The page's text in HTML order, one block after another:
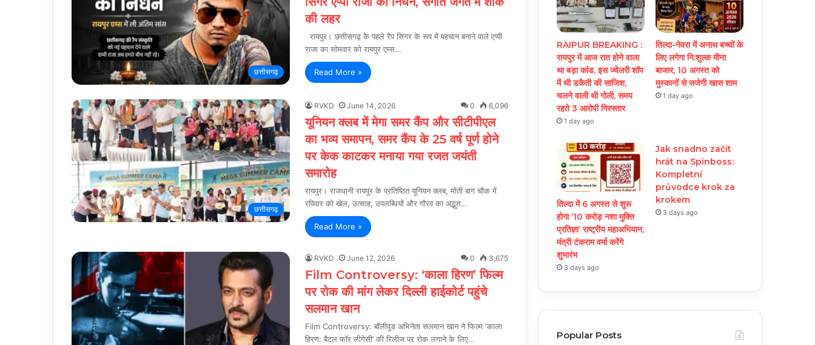
छत्तीसगढ़
की लहर
रायपुर। छत्तीसगढ़ के पहले रैप सिंगर के रूप में पहचान बनाने वाले एप्पी
राजा का सोमवार को रायपुर एम्स…
Read More »
छत्तीसगढ़
RVKD June 14, 2026 0 6,096
यूनियन क्लब में मेगा समर कैंप और सीटीपीएल
का भव्य समापन, समर कैंप के 25 वर्ष पूर्ण होने
पर केक काटकर मनाया गया रजत जयंती
समारोह
रायपुर। राजधानी रायपुर के प्रतिष्ठित यूनियन क्लब, मोती बाग चौक में
रविवार को खेल, उत्साह, उपलब्धियों और गौरव का अद्भुत…
Read More »
RVKD June 12, 2026 0 3,675
Film Controversy: ‘काला हिरण’ फिल्म
पर रोक की मांग लेकर दिल्ली हाईकोर्ट पहुंचे
सलमान खान
Film Controversy: बॉलीवुड अभिनेता सलमान खान ने फिल्म ‘काला
हिरण: बैटल फॉर लीगेसी’ की रिलीज पर रोक लगाने के लिए…
RAIPUR BREAKING :
रायपुर में आज रात होने वाला
था बड़ा कांड, इस ज्वेलरी शॉप
में थी डकैती की साजिश,
चलने वाली थी गोली, समय
रहते 3 आरोपी गिरफ्तार
1 day ago
तिल्दा-नेवरा में अनाथ बच्चों के
लिए लगेगा नि:शुल्क मीना
बाजार, 10 अगस्त को
मुस्कानों से सजेगी खास शाम
1 day ago
तिल्दा में 6 अगस्त से शुरू
होगा ‘10 करोड़ नशा मुक्ति
प्रतिज्ञा’ राष्ट्रीय महाअभियान,
मंत्री टंकराम वर्मा करेंगे
शुभारंभ
3 days ago
Jak snadno začít
hrát na Spinboss:
Kompletní
průvodce krok za
krokem
3 days ago
Popular Posts